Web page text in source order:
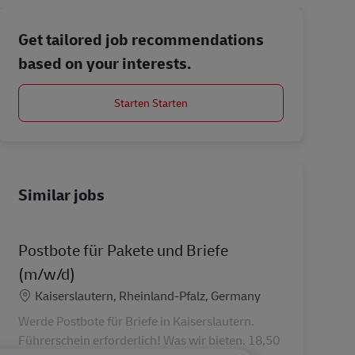
Get tailored job recommendations
based on your interests.
Starten Starten
Similar jobs
Postbote für Pakete und Briefe
(m/w/d)
Location
Kaiserslautern, Rheinland-Pfalz, Germany
Werde Postbote für Briefe in Kaiserslautern.
Führerschein erforderlich! Was wir bieten. 18,50